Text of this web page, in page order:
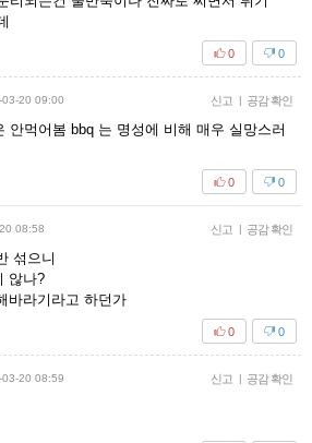
0
0
03-20 09:00 신고 공감 확인
안먹어봄 bbq 는 명성에 비해 매우 실망스러
0
0
08:58 신고 공감 확인
섞으니
않나?
바라기라고 하던가
0
0
03-20 08:59 신고 공감 확인